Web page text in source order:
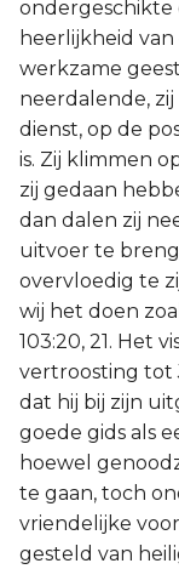
ondergeschikte
heerlijkheid
werkzame
neerdalende,
dienst, op de
is. Zij klimmen
zij gedaan
dan dalen zij
uitvoer te
overvloedig te
wij het doen
103:20, 21. Het
vertroosting tot
dat hij bij zijn
goede gids als
hoewel
te gaan, toch
vriendelijke
gesteld van